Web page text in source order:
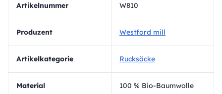
Artikelnummer W810
Produzent Westford mill
Artikelkategorie Rucksäcke
Material 100 % Bio-Baumwolle